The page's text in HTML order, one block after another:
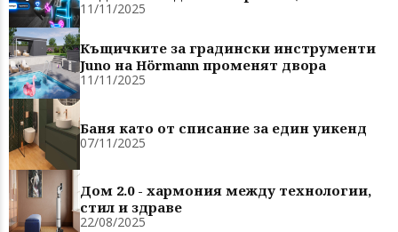
11/11/2025
Къщичките за градински инструменти
Juno на Hörmann променят двора
11/11/2025
Баня като от списание за един уикенд
07/11/2025
Дом 2.0 - хармония между технологии,
стил и здраве
22/08/2025